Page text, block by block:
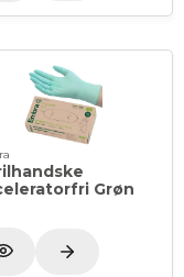
af type I-
beskytter
Grøn